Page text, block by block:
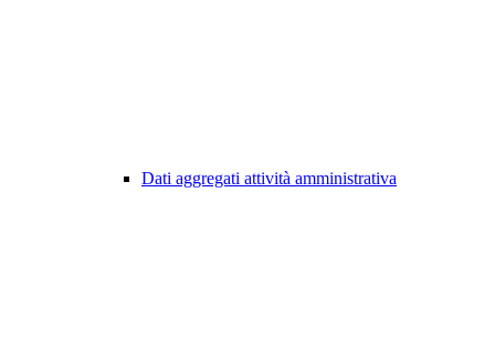
Dati aggregati attività amministrativa